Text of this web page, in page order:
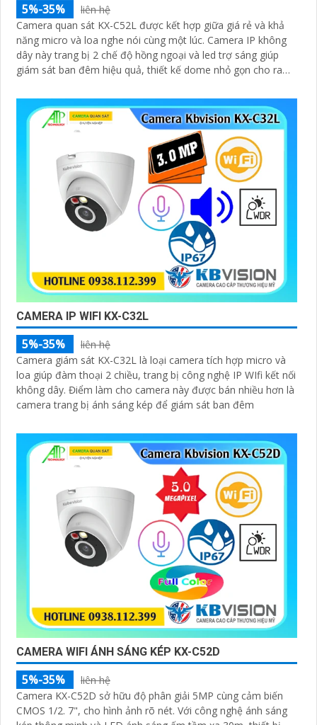
5%-35%
liên hệ
Camera quan sát KX-C52L được kết hợp giữa giá rẻ và khả
năng micro và loa nghe nói cùng một lúc. Camera IP không
dây này trang bị 2 chế độ hồng ngoại và led trợ sáng giúp
giám sát ban đêm hiệu quả, thiết kế dome nhỏ gọn cho ra
CAMERA IP WIFI KX-C32L
5%-35%
liên hệ
Camera giám sát KX-C32L là loại camera tích hợp micro và
loa giúp đàm thoại 2 chiều, trang bị công nghệ IP WIfi kết nối
không dây. Điểm làm cho camera này được bán nhiều hơn là
camera trang bị ánh sáng kép để giám sát ban đêm
CAMERA WIFI ÁNH SÁNG KÉP KX-C52D
5%-35%
liên hệ
Camera KX-C52D sở hữu độ phân giải 5MP cùng cảm biến
CMOS 1/2. 7", cho hình ảnh rõ nét. Với công nghệ ánh sáng